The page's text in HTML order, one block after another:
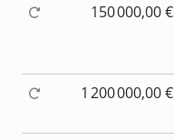
150 000,00 €
1 200 000,00 €